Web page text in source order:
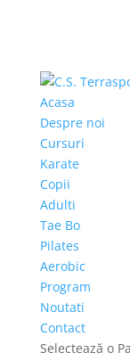
Acasa
Despre noi
Cursuri
Karate
Copii
Adulti
Tae Bo
Pilates
Aerobic
Program
Noutati
Contact
Selectează o